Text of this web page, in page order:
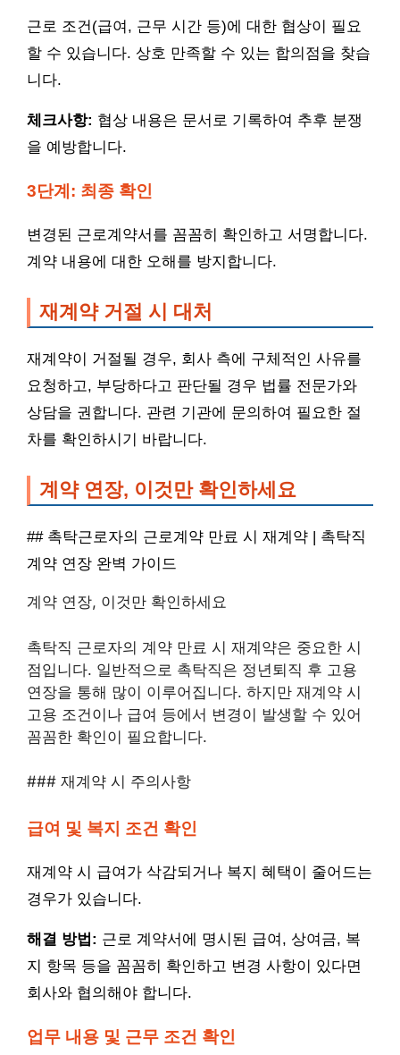
근로 조건(급여, 근무 시간 등)에 대한 협상이 필요
할 수 있습니다. 상호 만족할 수 있는 합의점을 찾습
니다.
체크사항: 협상 내용은 문서로 기록하여 추후 분쟁
을 예방합니다.
3단계: 최종 확인
변경된 근로계약서를 꼼꼼히 확인하고 서명합니다.
계약 내용에 대한 오해를 방지합니다.
재계약 거절 시 대처
재계약이 거절될 경우, 회사 측에 구체적인 사유를
요청하고, 부당하다고 판단될 경우 법률 전문가와
상담을 권합니다. 관련 기관에 문의하여 필요한 절
차를 확인하시기 바랍니다.
계약 연장, 이것만 확인하세요
## 촉탁근로자의 근로계약 만료 시 재계약 | 촉탁직
계약 연장 완벽 가이드
계약 연장, 이것만 확인하세요
촉탁직 근로자의 계약 만료 시 재계약은 중요한 시
점입니다. 일반적으로 촉탁직은 정년퇴직 후 고용
연장을 통해 많이 이루어집니다. 하지만 재계약 시
고용 조건이나 급여 등에서 변경이 발생할 수 있어
꼼꼼한 확인이 필요합니다.
### 재계약 시 주의사항
급여 및 복지 조건 확인
재계약 시 급여가 삭감되거나 복지 혜택이 줄어드는
경우가 있습니다.
해결 방법: 근로 계약서에 명시된 급여, 상여금, 복
지 항목 등을 꼼꼼히 확인하고 변경 사항이 있다면
회사와 협의해야 합니다.
업무 내용 및 근무 조건 확인